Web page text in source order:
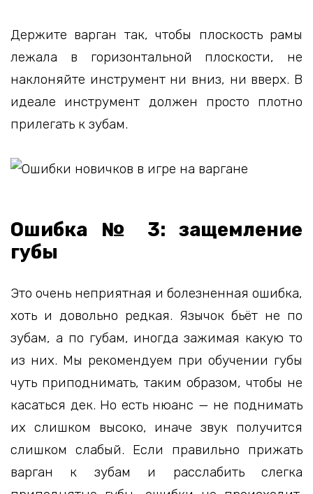
Держите варган так, чтобы плоскость рамы
лежала в горизонтальной плоскости, не
наклоняйте инструмент ни вниз, ни вверх. В
идеале инструмент должен просто плотно
прилегать к зубам.
Ошибка № 3: защемление
губы
Это очень неприятная и болезненная ошибка,
хоть и довольно редкая. Язычок бьёт не по
зубам, а по губам, иногда зажимая какую то
из них. Мы рекомендуем при обучении губы
чуть приподнимать, таким образом, чтобы не
касаться дек. Но есть нюанс — не поднимать
их слишком высоко, иначе звук получится
слишком слабый. Если правильно прижать
варган к зубам и расслабить слегка